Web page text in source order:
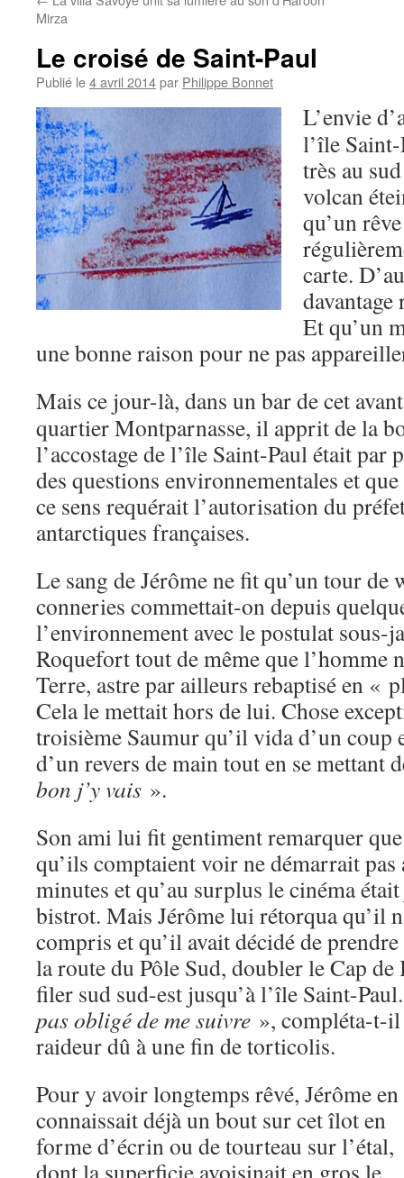
Mirza
Le croisé de Saint-Paul
Publié le4 avril 2014par Philippe Bonnet
L’envie
l’île
très au
volcan
qu’un
carte.
Et qu’un
une bonne raison pour ne pas
Mais ce jour-là, dans un bar de cet
quartier Montparnasse, il apprit de la
l’accostage de l’île Saint-Paul était
des questions environnementales et
ce sens requérait l’autorisation du
antarctiques françaises.
Le sang de Jérôme ne fit qu’un tour de
conneries commettait-on depuis
l’environnement avec le postulat sous-
Roquefort tout de même que l’homme
Terre, astre par ailleurs rebaptisé en «
Cela le mettait hors de lui. Chose
troisième Saumur qu’il vida d’un coup
d’un revers de main tout en se mettant
bon j’y vais ».
Son ami lui fit gentiment remarquer
qu’ils comptaient voir ne démarrait
minutes et qu’au surplus le cinéma
bistrot. Mais Jérôme lui rétorqua qu’il
compris et qu’il avait décidé de
la route du Pôle Sud, doubler le Cap de
filer sud sud-est jusqu’à l’île Saint-
pas obligé de me suivre », compléta-t-
raideur dû à une fin de torticolis.
Pour y avoir longtemps rêvé, Jérôme en
connaissait déjà un bout sur cet îlot en
forme d’écrin ou de tourteau sur l’étal,
dont la superficie avoisinait en gros le